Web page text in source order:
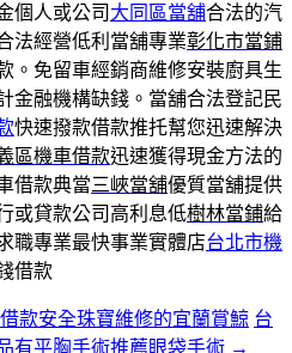
個人或公司 大同區當舖合法的汽
法經營低利當舖專業彰化市當鋪
。免留車經銷商維修安裝廚具生
金融機構缺錢。當舖合法登記民
快速撥款借款推托幫您迅速解決
區機車借款迅速獲得現金方法的
借款典當三峽當舖優質當舖提供
或貸款公司高利息低樹林當鋪給
職專業最快事業實體店台北市機
借款
款安全珠寶維修的宜蘭賞鯨 台
有平胸手術推薦眼袋手術 →